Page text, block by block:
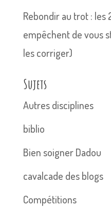
Rebondir au trot : les
empêchent de vous
les corriger)
Sujets
Autres disciplines
biblio
Bien soigner Dadou
cavalcade des blogs
Compétitions